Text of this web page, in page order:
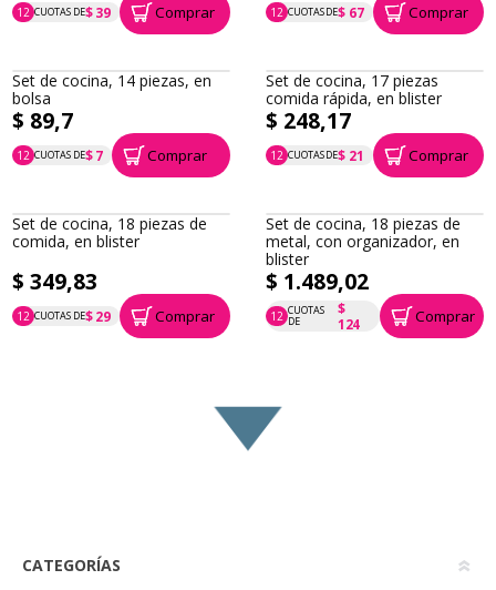
12 CUOTAS DE$ 39
P.T.F. $ 465 Comprar 12 CUOTAS DE$ 67
P.T.F. $ 807 Comprar
Set de cocina, 14 piezas, en
bolsa
$ 89,7
12 CUOTAS DE$ 7
P.T.F. $ 90 Comprar
Set de cocina, 17 piezas
comida rápida, en blister
$ 248,17
12 CUOTAS DE$ 21
P.T.F. $ 248 Comprar
Set de cocina, 18 piezas de
comida, en blister
$ 349,83
12 CUOTAS DE$ 29
P.T.F. $ 350 Comprar
Set de cocina, 18 piezas de
metal, con organizador, en
blister
$ 1.489,02
12 CUOTAS
DE
$
124
P.T.F. $ 1.489 Comprar
CATEGORÍAS